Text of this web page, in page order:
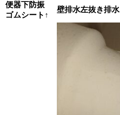
便器下防振
ゴムシート↑
壁排水左抜き排水